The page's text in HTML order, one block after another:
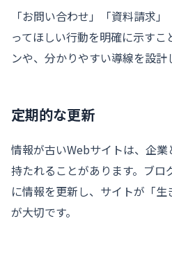
「お問い合わせ」「資料請求
ってほしい行動を明確に示すこ
ンや、分かりやすい導線を設計
定期的な更新
情報が古いWebサイトは、企
持たれることがあります。ブロ
に情報を更新し、サイトが「
が大切です。